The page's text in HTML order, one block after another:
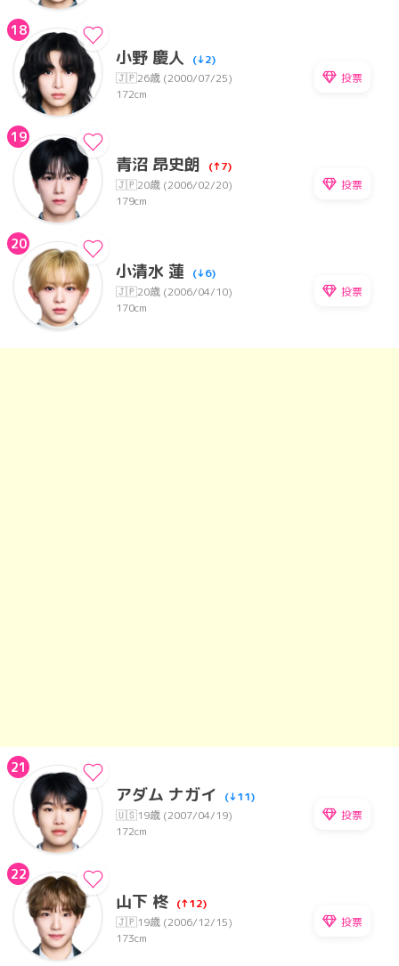
18
小野 慶人
(↓2)
🇯🇵26歳 (2000/07/25)
172cm
投票
19
青沼 昂史朗
(↑7)
🇯🇵20歳 (2006/02/20)
179cm
投票
20
小清水 蓮
(↓6)
🇯🇵20歳 (2006/04/10)
170cm
投票
21
アダム ナガイ
(↓11)
🇺🇸19歳 (2007/04/19)
172cm
投票
22
山下 柊 (↑12)
🇯🇵19歳 (2006/12/15)
173cm
投票